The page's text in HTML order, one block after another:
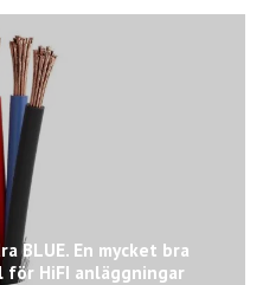
BLUE. En mycket bra
för HiFI anläggningar